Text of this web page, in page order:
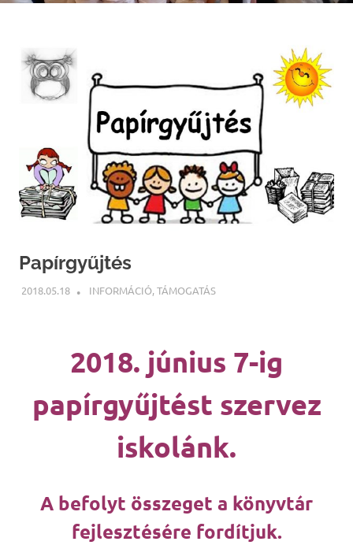
Papírgyűjtés
2018.05.18 NBEA
INFORMÁCIÓ,TÁMOGATÁS
2018. június 7-ig
papírgyűjtést szervez
iskolánk.
A befolyt összeget a könyvtár
fejlesztésére fordítjuk.